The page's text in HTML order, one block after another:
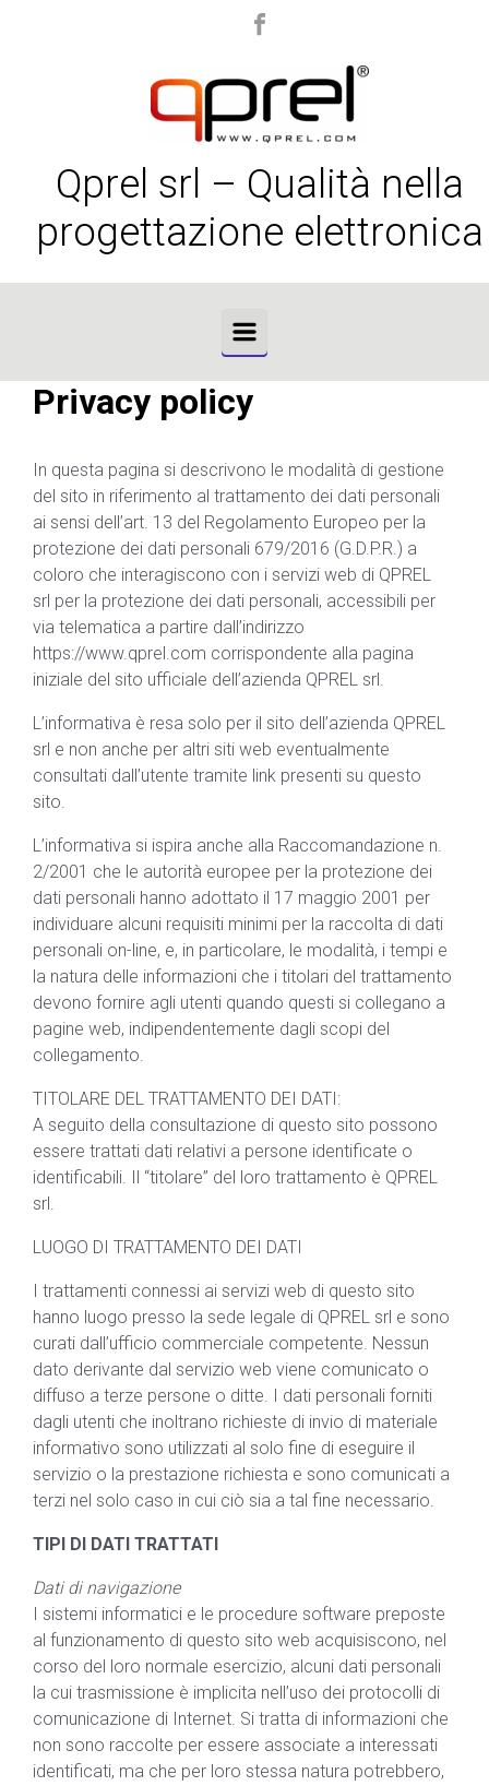
Qprel srl – Qualità nella
progettazione elettronica
Privacy policy
In questa pagina si descrivono le modalità di gestione
del sito in riferimento al trattamento dei dati personali
ai sensi dell’art. 13 del Regolamento Europeo per la
protezione dei dati personali 679/2016 (G.D.P.R.) a
coloro che interagiscono con i servizi web di QPREL
srl per la protezione dei dati personali, accessibili per
via telematica a partire dall’indirizzo
https://www.qprel.com corrispondente alla pagina
iniziale del sito ufficiale dell’azienda QPREL srl.
L’informativa è resa solo per il sito dell’azienda QPREL
srl e non anche per altri siti web eventualmente
consultati dall’utente tramite link presenti su questo
sito.
L’informativa si ispira anche alla Raccomandazione n.
2/2001 che le autorità europee per la protezione dei
dati personali hanno adottato il 17 maggio 2001 per
individuare alcuni requisiti minimi per la raccolta di dati
personali on-line, e, in particolare, le modalità, i tempi e
la natura delle informazioni che i titolari del trattamento
devono fornire agli utenti quando questi si collegano a
pagine web, indipendentemente dagli scopi del
collegamento.
TITOLARE DEL TRATTAMENTO DEI DATI:
A seguito della consultazione di questo sito possono
essere trattati dati relativi a persone identificate o
identificabili. Il “titolare” del loro trattamento è QPREL
srl.
LUOGO DI TRATTAMENTO DEI DATI
I trattamenti connessi ai servizi web di questo sito
hanno luogo presso la sede legale di QPREL srl e sono
curati dall’ufficio commerciale competente. Nessun
dato derivante dal servizio web viene comunicato o
diffuso a terze persone o ditte. I dati personali forniti
dagli utenti che inoltrano richieste di invio di materiale
informativo sono utilizzati al solo fine di eseguire il
servizio o la prestazione richiesta e sono comunicati a
terzi nel solo caso in cui ciò sia a tal fine necessario.
TIPI DI DATI TRATTATI
Dati di navigazione
I sistemi informatici e le procedure software preposte
al funzionamento di questo sito web acquisiscono, nel
corso del loro normale esercizio, alcuni dati personali
la cui trasmissione è implicita nell’uso dei protocolli di
comunicazione di Internet. Si tratta di informazioni che
non sono raccolte per essere associate a interessati
identificati, ma che per loro stessa natura potrebbero,